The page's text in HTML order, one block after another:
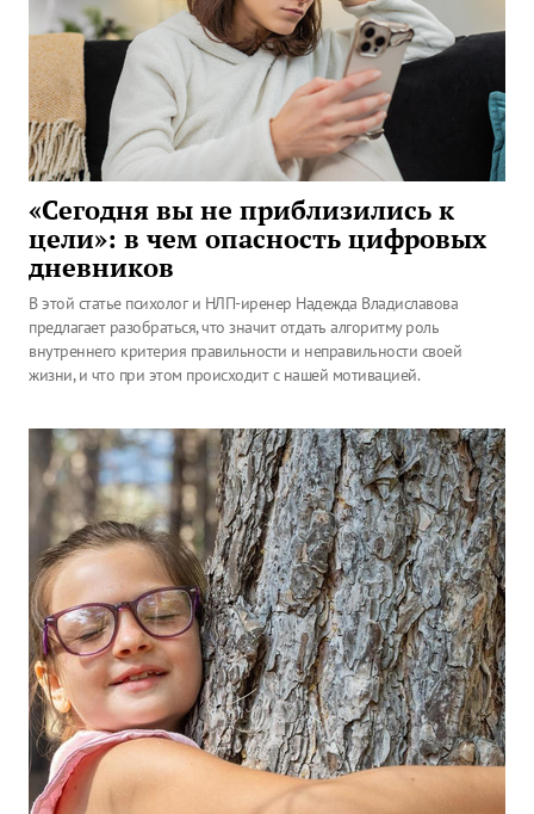
«Сегодня вы не приблизились к
цели»: в чем опасность цифровых
дневников
В этой статье психолог и НЛП-иренер Надежда Владиславова
предлагает разобраться, что значит отдать алгоритму роль
внутреннего критерия правильности и неправильности своей
жизни, и что при этом происходит с нашей мотивацией.